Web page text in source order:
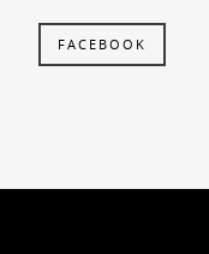
FACEBOOK